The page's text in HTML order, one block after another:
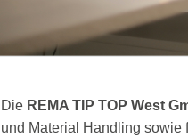
Die REMA TIP TOP West
und Material Handling sowie